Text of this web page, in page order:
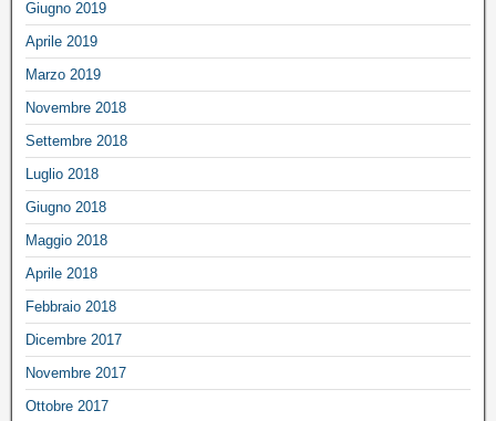
Giugno 2019
Aprile 2019
Marzo 2019
Novembre 2018
Settembre 2018
Luglio 2018
Giugno 2018
Maggio 2018
Aprile 2018
Febbraio 2018
Dicembre 2017
Novembre 2017
Ottobre 2017